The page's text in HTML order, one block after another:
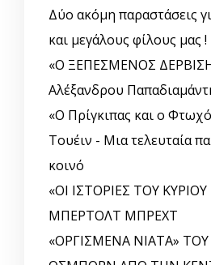
Δύο ακόμη παραστάσεις
και μεγάλους φίλους μας !
«Ο ΞΕΠΕΣΜΕΝΟΣ
Αλέξανδρου
«Ο Πρίγκιπας και ο
Τουέιν - Μια τελευταία
κοινό
«ΟΙ ΙΣΤΟΡΙΕΣ ΤΟΥ
ΜΠΕΡΤΟΛΤ ΜΠΡΕΧΤ
«ΟΡΓΙΣΜΕΝΑ ΝΙΑΤΑ»